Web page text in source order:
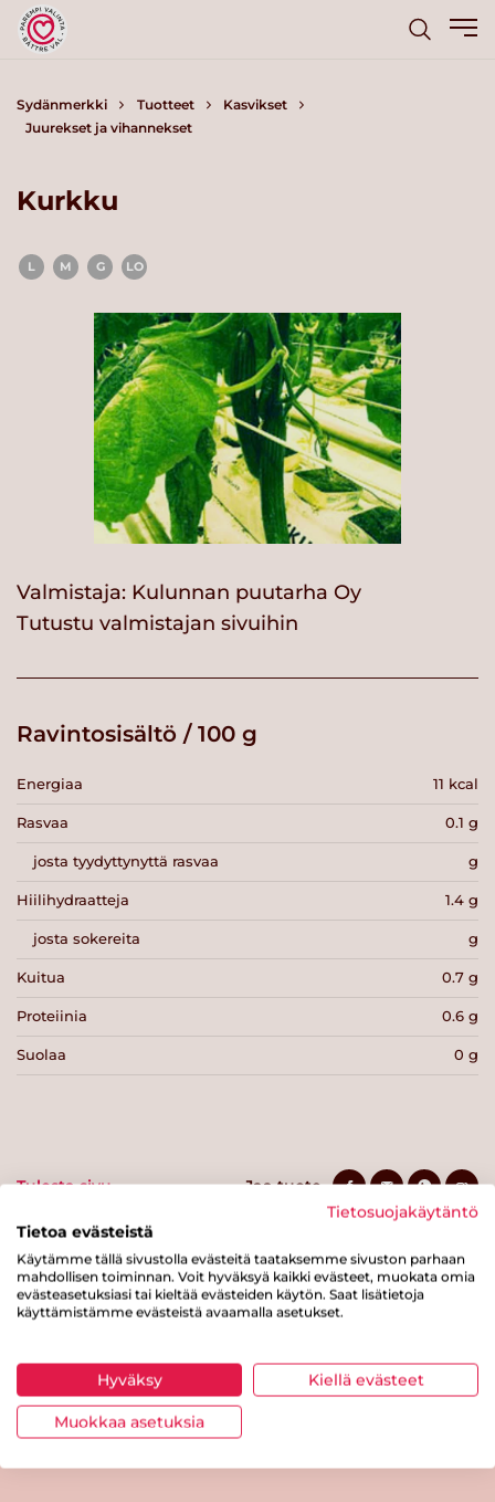
Sydänmerkki Tuotteet
Kasvikset
Juurekset ja vihannekset
Kurkku
L M G LO
Valmistaja: Kulunnan puutarha Oy
Tutustu valmistajan sivuihin
Ravintosisältö / 100 g
Energiaa 11 kcal
Rasvaa 0.1 g
josta tyydyttynyttä rasvaa g
Hiilihydraatteja 1.4 g
josta sokereita g
Kuitua 0.7 g
Proteiinia 0.6 g
Suolaa 0 g
Tulosta sivu Jaa tuote
Tästä merkistä tunnistat
Sydänmerkki-tuotteen
Tietosuojakäytäntö
Tietoa evästeistä
Käytämme tällä sivustolla evästeitä taataksemme sivuston parhaan
mahdollisen toiminnan. Voit hyväksyä kaikki evästeet, muokata omia
evästeasetuksiasi tai kieltää evästeiden käytön. Saat lisätietoja
käyttämistämme evästeistä avaamalla asetukset.
Hyväksy Kiellä evästeet
Muokkaa asetuksia